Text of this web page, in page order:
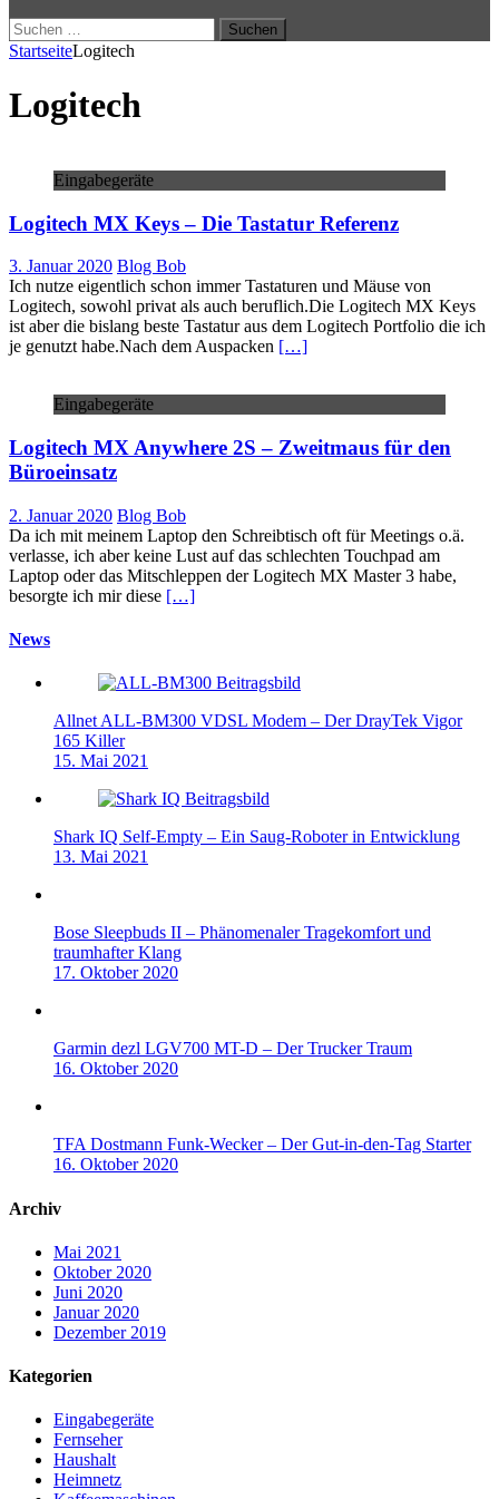
Suchen
nach:
StartseiteLogitech
Logitech
Eingabegeräte
Logitech MX Keys – Die Tastatur Referenz
3. Januar 2020 Blog Bob
Ich nutze eigentlich schon immer Tastaturen und Mäuse von
Logitech, sowohl privat als auch beruflich.Die Logitech MX Keys
ist aber die bislang beste Tastatur aus dem Logitech Portfolio die ich
je genutzt habe.Nach dem Auspacken […]
Eingabegeräte
Logitech MX Anywhere 2S – Zweitmaus für den
Büroeinsatz
2. Januar 2020 Blog Bob
Da ich mit meinem Laptop den Schreibtisch oft für Meetings o.ä.
verlasse, ich aber keine Lust auf das schlechten Touchpad am
Laptop oder das Mitschleppen der Logitech MX Master 3 habe,
besorgte ich mir diese […]
News
Allnet ALL-BM300 VDSL Modem – Der DrayTek Vigor
165 Killer
15. Mai 2021
Shark IQ Self-Empty – Ein Saug-Roboter in Entwicklung
13. Mai 2021
Bose Sleepbuds II – Phänomenaler Tragekomfort und
traumhafter Klang
17. Oktober 2020
Garmin dezl LGV700 MT-D – Der Trucker Traum
16. Oktober 2020
TFA Dostmann Funk-Wecker – Der Gut-in-den-Tag Starter
16. Oktober 2020
Archiv
Mai 2021
Oktober 2020
Juni 2020
Januar 2020
Dezember 2019
Kategorien
Eingabegeräte
Fernseher
Haushalt
Heimnetz